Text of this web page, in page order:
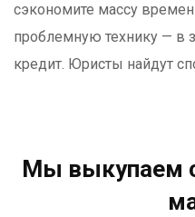
сэкономите массу
проблемную технику — в
кредит. Юристы найдут
Мы выкупаем